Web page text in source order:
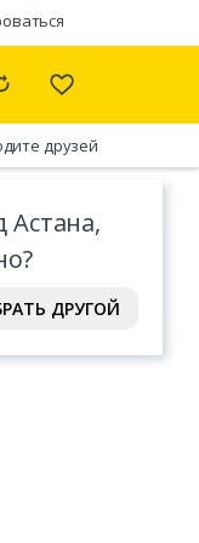
Астана,
ДРУГОЙ
друзей